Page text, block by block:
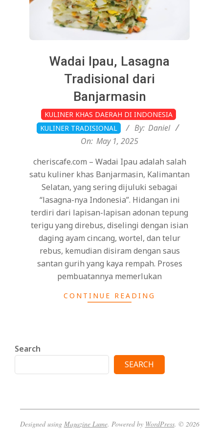
Wadai Ipau, Lasagna
Tradisional dari
Banjarmasin
2025-
05-
01
KULINER KHAS DAERAH DI INDONESIA
KULINER TRADISIONAL
By: Daniel
On: May 1, 2025
cheriscafe.com – Wadai Ipau adalah salah
satu kuliner khas Banjarmasin, Kalimantan
Selatan, yang sering dijuluki sebagai
“lasagna-nya Indonesia”. Hidangan ini
terdiri dari lapisan-lapisan adonan tepung
terigu yang direbus, diselingi dengan isian
daging ayam cincang, wortel, dan telur
rebus, kemudian disiram dengan saus
santan gurih yang kaya rempah. Proses
pembuatannya memerlukan
CONTINUE READING
Search
SEARCH
Designed using Magazine Lume. Powered by WordPress. © 2026